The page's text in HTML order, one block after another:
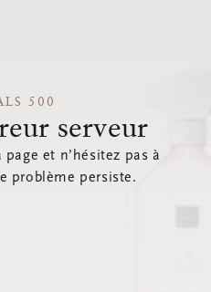
500
serveur
page et n’hésitez pas à
problème persiste.